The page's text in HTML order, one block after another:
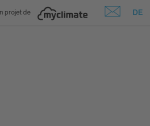
projet de DE